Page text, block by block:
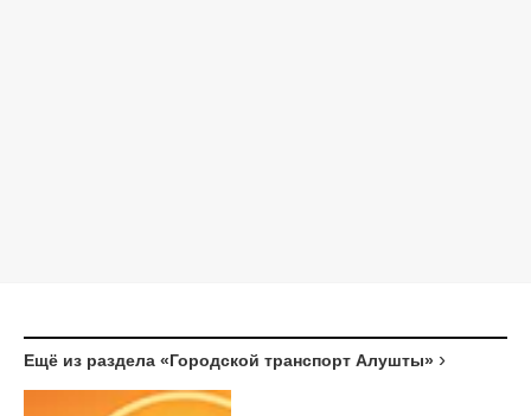
Ещё из раздела «Городской транспорт Алушты»